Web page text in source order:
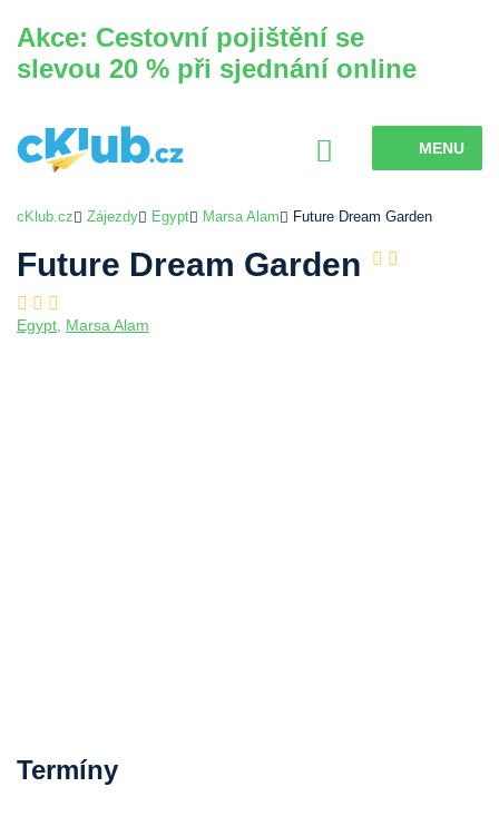
Akce: Cestovní pojištění se
slevou 20 % při sjednání online
MENU
cKlub.cz Zájezdy Egypt Marsa Alam Future Dream Garden
Future Dream Garden
Egypt, Marsa Alam
Termíny